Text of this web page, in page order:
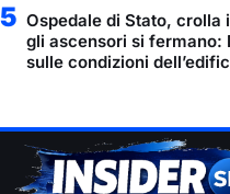
5 Ospedale di Stato, crolla
gli ascensori si fermano:
sulle condizioni